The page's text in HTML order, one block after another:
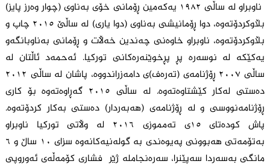
ناوبراو لە ساڵی ١٩٨٢ یەکەمین ڕۆمانی خۆی بەناوی (چوار وەرز پایز)
بڵاوکردۆتەوە، دوا ڕۆمانیشی بەناوی (دوا یاری) لە ساڵێ ٢٠١٥ چاپ و
بڵاوکردۆتەوە، ناوبراو خاوەنی چەندین خەڵات و ڕۆمانی بەناوبانگەو
یەکێکە لە نوسەرە پڕ پڕخوێنەرەکانی تورکیا. ئەحمەد ئاڵتان لە
ساڵی ٢٠٠٧ ڕۆژنامەی (تەرەف)ی دامەزراندووە، پاشان لە ساڵی ٢٠١٢
دەستی لەکار کێشتاوەتەوە. لە ساڵی ٢٠١٥ گەڕاوەتەوە بۆ کاری
ڕۆژنامەنووسی و لە ڕۆژنامەی (هەبەردار) دەستی بەکار کردۆتەوە.
پاش کودەتای ١٥ی تەمموزی ٢٠١٦ لە وڵاتی تورکیا ناوبراو
بەتۆمەتی هەبوونی پەیوەندی بە گولەنیەکانەوە سزای ١٠ ساڵ و ٦
مانگی بەسەردا سەپێنرا، سەرەنجاملە ژێر فشاری کۆمەڵەی ئەوروپی